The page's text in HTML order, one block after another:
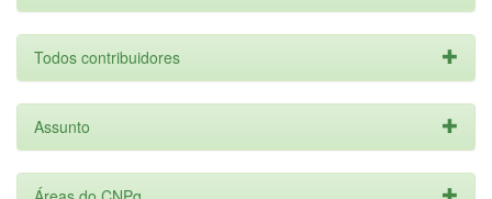
Todos contribuidores
Assunto